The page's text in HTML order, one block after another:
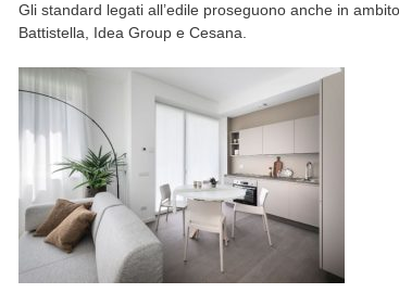
Gli standard legati all’edile proseguono anche in
Battistella, Idea Group e Cesana.